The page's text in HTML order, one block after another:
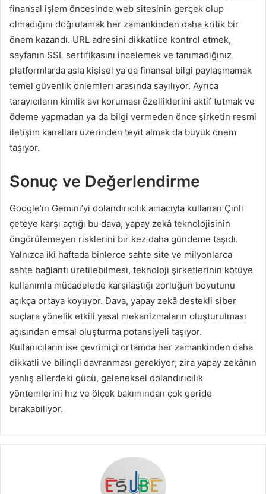
finansal işlem öncesinde web sitesinin gerçek olup
olmadığını doğrulamak her zamankinden daha kritik bir
önem kazandı. URL adresini dikkatlice kontrol etmek,
sayfanın SSL sertifikasını incelemek ve tanımadığınız
platformlarda asla kişisel ya da finansal bilgi paylaşmamak
temel güvenlik önlemleri arasında sayılıyor. Ayrıca
tarayıcıların kimlik avı koruması özelliklerini aktif tutmak ve
ödeme yapmadan ya da bilgi vermeden önce şirketin resmi
iletişim kanalları üzerinden teyit almak da büyük önem
taşıyor.
Sonuç ve Değerlendirme
Google’ın Gemini’yi dolandırıcılık amacıyla kullanan Çinli
çeteye karşı açtığı bu dava, yapay zekâ teknolojisinin
öngörülemeyen risklerini bir kez daha gündeme taşıdı.
Yalnızca iki haftada binlerce sahte site ve milyonlarca
sahte bağlantı üretilebilmesi, teknoloji şirketlerinin kötüye
kullanımla mücadelede karşılaştığı zorluğun boyutunu
açıkça ortaya koyuyor. Dava, yapay zekâ destekli siber
suçlara yönelik etkili yasal mekanizmaların oluşturulması
açısından emsal oluşturma potansiyeli taşıyor.
Kullanıcıların ise çevrimiçi ortamda her zamankinden daha
dikkatli ve bilinçli davranması gerekiyor; zira yapay zekânın
yanlış ellerdeki gücü, geleneksel dolandırıcılık
yöntemlerini hız ve ölçek bakımından çok geride
bırakabiliyor.